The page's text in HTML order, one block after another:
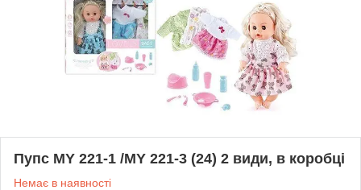
Пупс MY 221-1 /MY 221-3 (24) 2 види, в коробці
Немає в наявності